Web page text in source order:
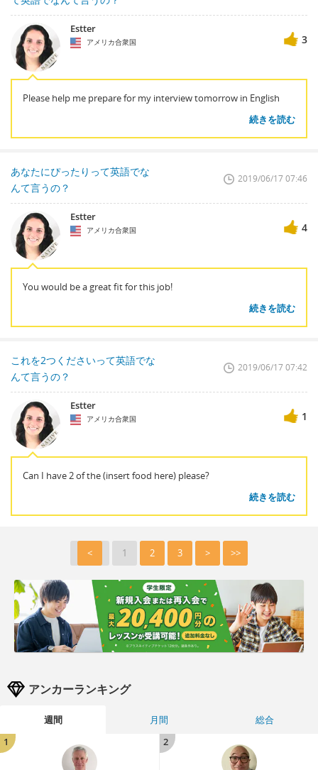
Estter
アメリカ合衆国 3
Please help me prepare for my interview tomorrow in English
続きを読む
あなたにぴったりって英語でな
んて言うの？
2019/06/17 07:46
Estter
アメリカ合衆国 4
You would be a great fit for this job!
続きを読む
これを2つくださいって英語でな
んて言うの？
2019/06/17 07:42
Estter
アメリカ合衆国 1
Can I have 2 of the (insert food here) please?
続きを読む
< 1 2 3 > >>
アンカーランキング
週間 月間
総合
1
2